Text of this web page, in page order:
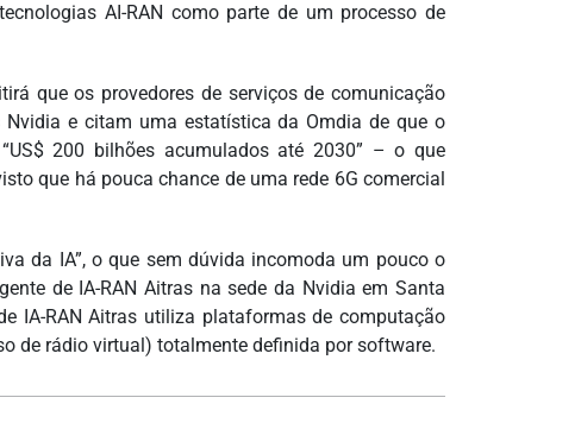
AI-RAN como parte de um processo de
que os provedores de serviços de comunicação
Nvidia e citam uma estatística da Omdia de que o
200 bilhões acumulados até 2030” – o que
que há pouca chance de uma rede 6G comercial
da IA”, o que sem dúvida incomoda um pouco o
de IA-RAN Aitras na sede da Nvidia em Santa
IA-RAN Aitras utiliza plataformas de computação
de rádio virtual) totalmente definida por software.